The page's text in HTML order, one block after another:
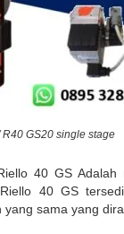
GS20 single stage
40 GS Adalah
40 GS
sama yang